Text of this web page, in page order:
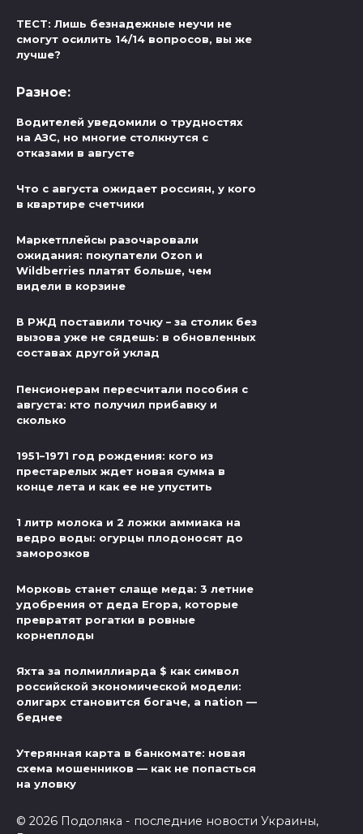
ТЕСТ: Лишь безнадежные неучи не
смогут осилить 14/14 вопросов, вы же
лучше?
Разное:
Водителей уведомили о трудностях
на АЗС, но многие столкнутся с
отказами в августе
Что с августа ожидает россиян, у кого
в квартире счетчики
Маркетплейсы разочаровали
ожидания: покупатели Ozon и
Wildberries платят больше, чем
видели в корзине
В РЖД поставили точку – за столик без
вызова уже не сядешь: в обновленных
составах другой уклад
Пенсионерам пересчитали пособия с
августа: кто получил прибавку и
сколько
1951–1971 год рождения: кого из
престарелых ждет новая сумма в
конце лета и как ее не упустить
1 литр молока и 2 ложки аммиака на
ведро воды: огурцы плодоносят до
заморозков
Морковь станет слаще меда: 3 летние
удобрения от деда Егора, которые
превратят рогатки в ровные
корнеплоды
Яхта за полмиллиарда $ как символ
российской экономической модели:
олигарх становится богаче, а nation —
беднее
Утерянная карта в банкомате: новая
схема мошенников — как не попасться
на уловку
© 2026 Подоляка - последние новости Украины,